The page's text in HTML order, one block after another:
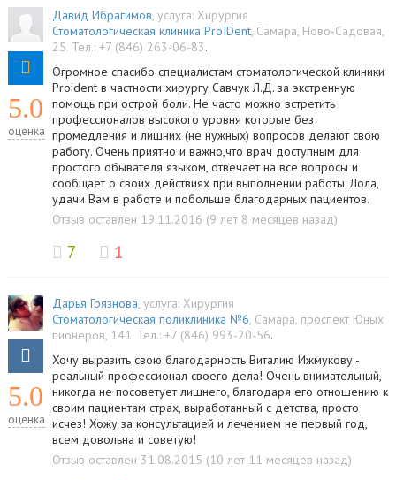
5.0
оценка
Давид Ибрагимов, услуга: Хирургия
Стоматологическая клиника ProIDent, Самара, Ново-Садовая,
25. Тел.: +7 (846) 263-06-83.
Огромное спасибо специалистам стоматологической клиники
Proident в частности хирургу Савчук Л.Д. за экстренную
помощь при острой боли. Не часто можно встретить
профессионалов высокого уровня которые без
промедления и лишних (не нужных) вопросов делают свою
работу. Очень приятно и важно,что врач доступным для
простого обывателя языком, отвечает на все вопросы и
сообщает о своих действиях при выполнении работы. Лола,
удачи Вам в работе и побольше благодарных пациентов.
Отзыв оставлен 19.11.2016 (9 лет 8 месяцев назад)
7 1
5.0
оценка
Дарья Грязнова, услуга: Хирургия
Стоматологическая поликлиника №6, Самара, проспект Юных
пионеров, 141. Тел.: +7 (846) 993-20-56.
Хочу выразить свою благодарность Виталию Ижмукову -
реальный профессионал своего дела! Очень внимательный,
никогда не посоветует лишнего, благодаря его отношению к
своим пациентам страх, выработанный с детства, просто
исчез! Хожу за консультацией и лечением не первый год,
всем довольна и советую!
Отзыв оставлен 31.08.2015 (10 лет 11 месяцев назад)